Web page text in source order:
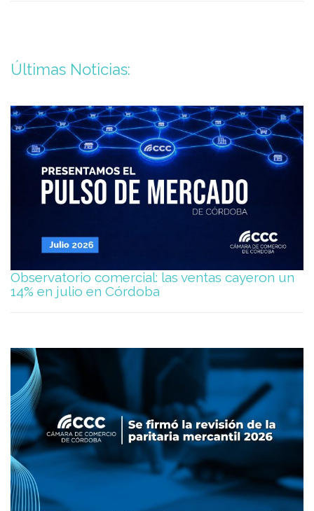
Últimas Noticias:
Observatorio comercial: las ventas cayeron un
14% en julio en Córdoba